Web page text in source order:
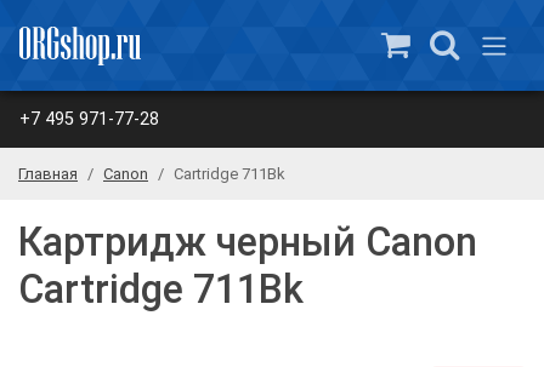
+7 495 971-77-28
Главная Canon Cartridge 711Bk
Картридж черный Canon
Cartridge 711Bk